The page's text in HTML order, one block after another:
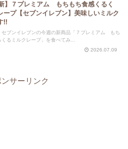
新】７プレミアム もちもち食感くるく
ープ【セブンイレブン】美味しいミルク
!!
セブンイレブンの今週の新商品「７プレミアム もち
くるミルクレープ」を食べてみ...
2026.07.09
ンサーリンク